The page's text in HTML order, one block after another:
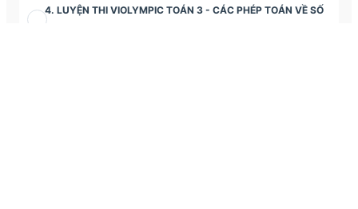
4. LUYỆN THI VIOLYMPIC TOÁN 3 - CÁC PHÉP TOÁN VỀ SỐ